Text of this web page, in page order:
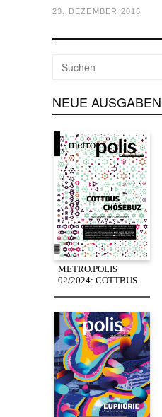
23. DEZEMBER 2016
NEUE AUSGABEN
METRO.POLIS
02/2024: COTTBUS